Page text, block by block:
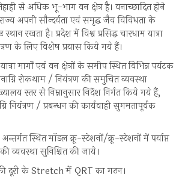
से अधिक भू-भाग वन क्षेत्र है। वनाच्छादित होने
अपनी सौन्दर्यता एवं समृद्ध जैव विविधता के
रखता है। प्रदेश में विश्व प्रसिद्ध चारधाम यात्रा
के लिए विशेष प्रयास किये गये हैं।
मार्गों एवं वन क्षेत्रों के समीप स्थित विभिन्न पर्यटक
रोकथाम / नियंत्रण की समुचित व्यवस्था
स्तर से निम्नानुसार निर्देश निर्गत किये गये हैं,
नियंत्रण / प्रबन्धन की कार्यवाही सुगमतापूर्वक
अन्तर्गत स्थित मॉडल क्रू-स्टेशनों/क्रू-स्टेशनों में पर्याप्त
व्यवस्था सुनिश्चित की जाये।
दूरी के Stretch में QRT का गठन।